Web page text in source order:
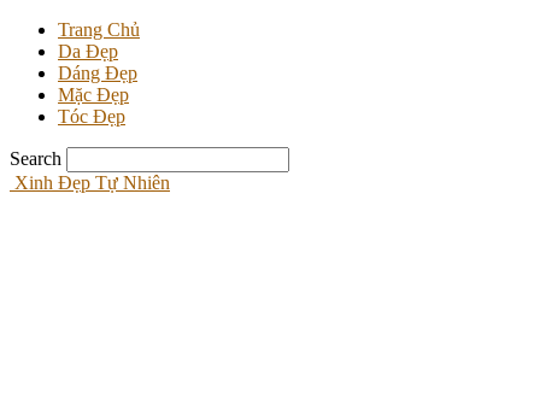
Trang Chủ
Da Đẹp
Dáng Đẹp
Mặc Đẹp
Tóc Đẹp
Search
Xinh Đẹp Tự Nhiên